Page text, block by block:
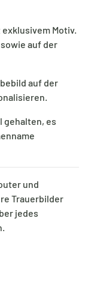
Motiv.
auf der
auf der
gehalten, es
und
Trauerbilder
jedes